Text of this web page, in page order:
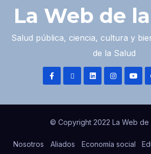
La Web de
Salud pública, ciencia, cultura y
de la Salud
© Copyright 2022 La Web de
Nosotros Aliados Economía social